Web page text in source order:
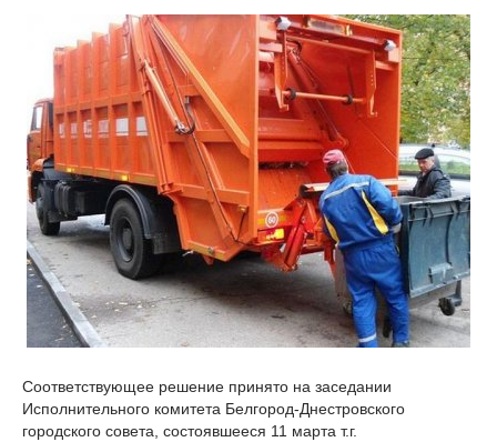
Соответствующее решение принято на заседании
Исполнительного комитета Белгород-Днестровского
городского совета, состоявшееся 11 марта т.г.